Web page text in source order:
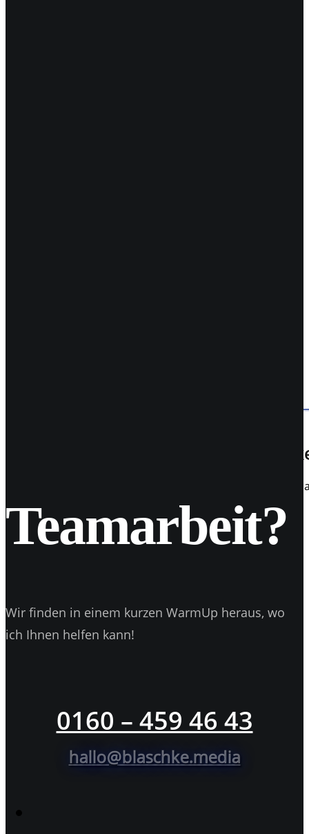
VLOG 4 // Fotoshooting Rudolf-
FOTOSHOOTING Jedes Jahr erscheint das Rudolf-
Teamarbeit?
Wir finden in einem kurzen WarmUp heraus, wo
ich Ihnen helfen kann!
0160 – 459 46 43
hallo@blaschke.media